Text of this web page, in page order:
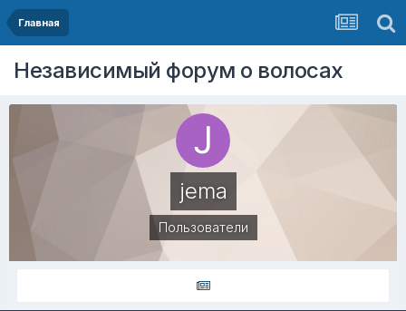
Главная
Независимый форум о волосах
jema
Пользователи